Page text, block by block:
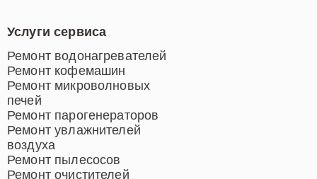
Услуги сервиса
Ремонт водонагревателей
Ремонт кофемашин
Ремонт микроволновых
печей
Ремонт парогенераторов
Ремонт увлажнителей
воздуха
Ремонт пылесосов
Ремонт очистителей